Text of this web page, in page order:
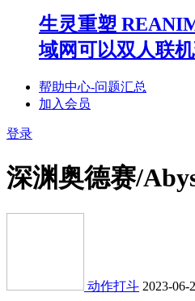
生灵重塑
域网可以双人联机
帮助中心-问题汇总
加入会员
登录
深渊奥德赛/
动作打斗 2023-06-